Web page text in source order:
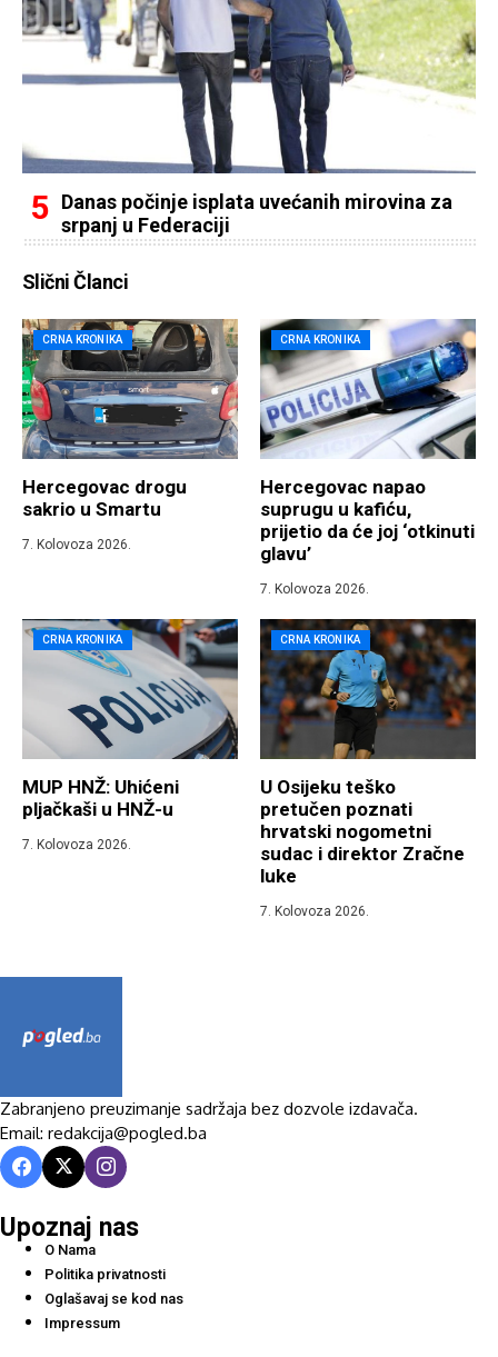
Danas počinje isplata uvećanih mirovina za
srpanj u Federaciji
Slični Članci
CRNA KRONIKA
Hercegovac drogu
sakrio u Smartu
7. Kolovoza 2026.
CRNA KRONIKA
Hercegovac napao
suprugu u kafiću,
prijetio da će joj ‘otkinuti
glavu’
7. Kolovoza 2026.
CRNA KRONIKA
MUP HNŽ: Uhićeni
pljačkaši u HNŽ-u
7. Kolovoza 2026.
CRNA KRONIKA
U Osijeku teško
pretučen poznati
hrvatski nogometni
sudac i direktor Zračne
luke
7. Kolovoza 2026.
Zabranjeno preuzimanje sadržaja bez dozvole izdavača.
Email: redakcija@pogled.ba
Upoznaj nas
O Nama
Politika privatnosti
Oglašavaj se kod nas
Impressum